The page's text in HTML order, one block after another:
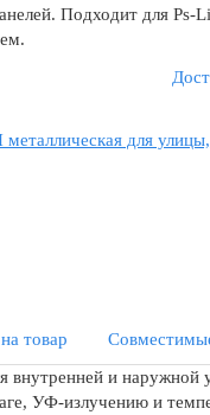
Подходит для
для
товар
и наружной
УФ-излучению и